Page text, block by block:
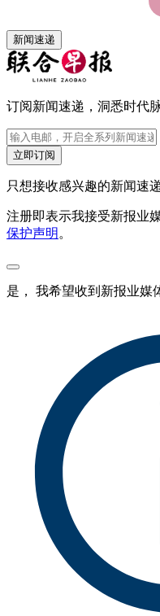
新闻速递
订阅新闻速递，洞悉时代脉
立即订阅
只想接收感兴趣的新闻速
注册即表示我接受新报业
保护声明 。
是， 我希望收到新报业媒